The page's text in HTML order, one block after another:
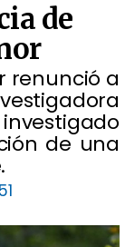
de
renunció a
de una